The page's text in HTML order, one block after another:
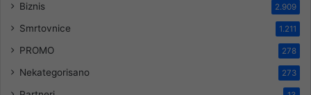
Biznis 2.909
Smrtovnice 1.211
PROMO 278
Nekategorisano 273